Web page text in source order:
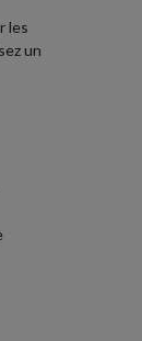
les
un